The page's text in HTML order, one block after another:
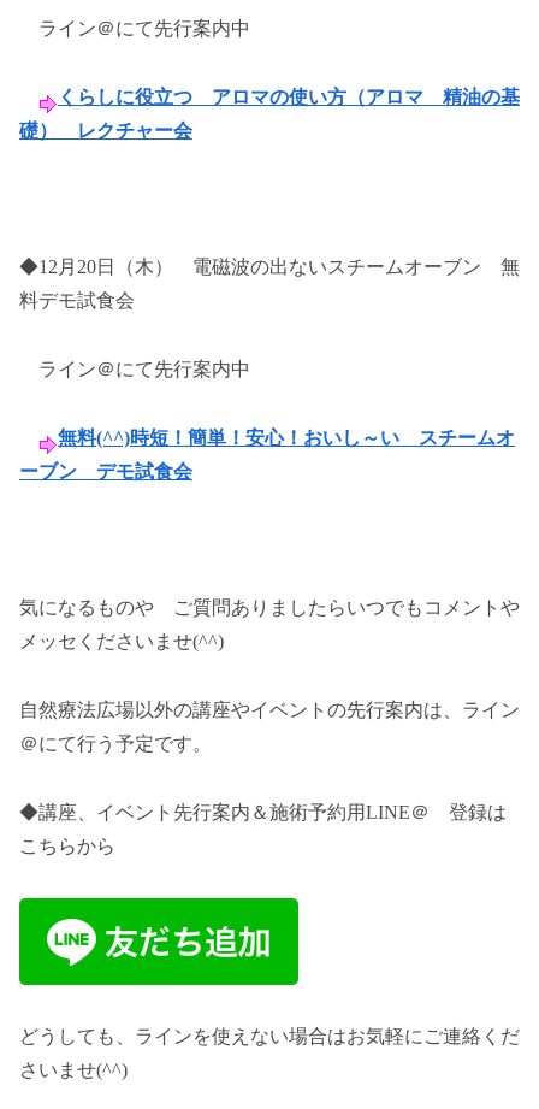
ライン＠にて先行案内中
くらしに役立つ アロマの使い方（アロマ 精油の基
礎） レクチャー会
◆12月20日（木） 電磁波の出ないスチームオーブン 無
料デモ試食会
ライン＠にて先行案内中
無料(^^)時短！簡単！安心！おいし～い スチームオ
ーブン デモ試食会
気になるものや ご質問ありましたらいつでもコメントや
メッセくださいませ(^^)
自然療法広場以外の講座やイベントの先行案内は、ライン
＠にて行う予定です。
◆講座、イベント先行案内＆施術予約用LINE＠ 登録は
こちらから
どうしても、ラインを使えない場合はお気軽にご連絡くだ
さいませ(^^)